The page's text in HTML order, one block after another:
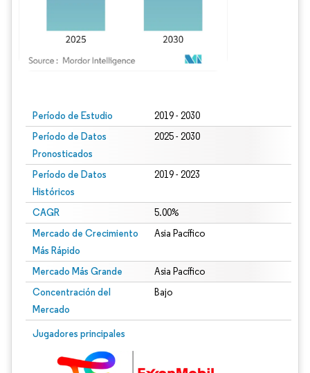
Período de Estudio 2019 - 2030
Período de Datos
Pronosticados
2025 - 2030
Período de Datos
Históricos
2019 - 2023
CAGR 5.00%
Mercado de Crecimiento
Más Rápido
Asia Pacífico
Mercado Más Grande Asia Pacífico
Concentración del
Mercado
Bajo
Jugadores principales